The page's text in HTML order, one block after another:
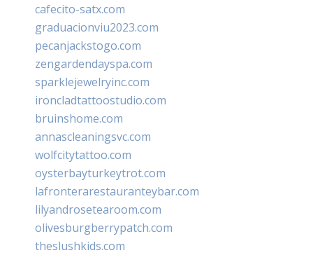
cafecito-satx.com
graduacionviu2023.com
pecanjackstogo.com
zengardendayspa.com
sparklejewelryinc.com
ironcladtattoostudio.com
bruinshome.com
annascleaningsvc.com
wolfcitytattoo.com
oysterbayturkeytrot.com
lafronterarestauranteybar.com
lilyandrosetearoom.com
olivesburgberrypatch.com
theslushkids.com